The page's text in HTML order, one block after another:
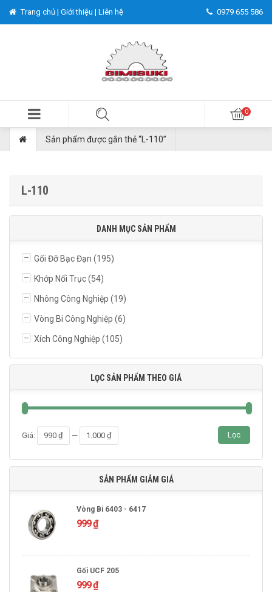
Trang chủ | Giới thiệu | Liên hệ 0979 655 586
Sản phẩm được gắn thẻ “L-110”
L-110
DANH MỤC SẢN PHẨM
Gối Đỡ Bạc Đạn (195)
Khớp Nối Trục(54)
Nhông Công Nghiệp (19)
Vòng Bi Công Nghiệp (6)
Xích Công Nghiệp (105)
LỌC SẢN PHẨM THEO GIÁ
nhất
nhất
Lọc
Giá: 990 ₫ — 1.000 ₫
SẢN PHẨM GIẢM GIÁ
Vòng Bi 6403 - 6417
999₫
Gối UCF 205
999₫